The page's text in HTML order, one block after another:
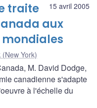
15 avril 2005
traite
aux
(New York)
M. David Dodge,
canadienne s'adapte
à l'échelle du